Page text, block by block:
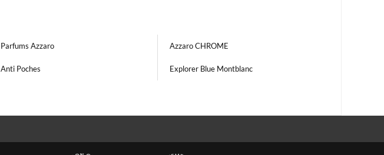
Parfums Azzaro Azzaro CHROME
Anti Poches Explorer Blue Montblanc